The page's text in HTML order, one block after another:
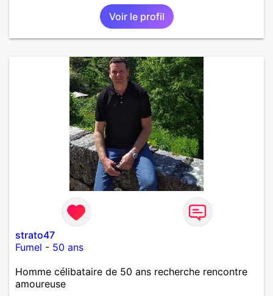
Voir le profil
strato47
Fumel - 50 ans
Homme célibataire de 50 ans recherche rencontre
amoureuse